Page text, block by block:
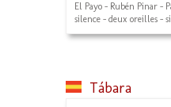
El Payo - Rubén Pinar -
silence - deux oreilles -
Tábara